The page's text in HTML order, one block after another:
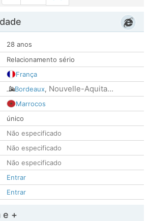
28 anos
Relacionamento sério
França
Bordeaux, Nouvelle-Aquita...
Marrocos
único
Não especificado
Não especificado
Não especificado
Entrar
Entrar
e +